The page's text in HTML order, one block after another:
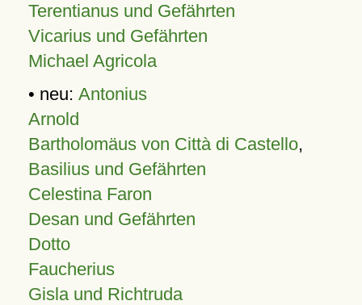
Terentianus und Gefährten
Vicarius und Gefährten
Michael Agricola
• neu: Antonius
Arnold
Bartholomäus von Città di Castello,
Basilius und Gefährten
Celestina Faron
Desan und Gefährten
Dotto
Faucherius
Gisla und Richtruda